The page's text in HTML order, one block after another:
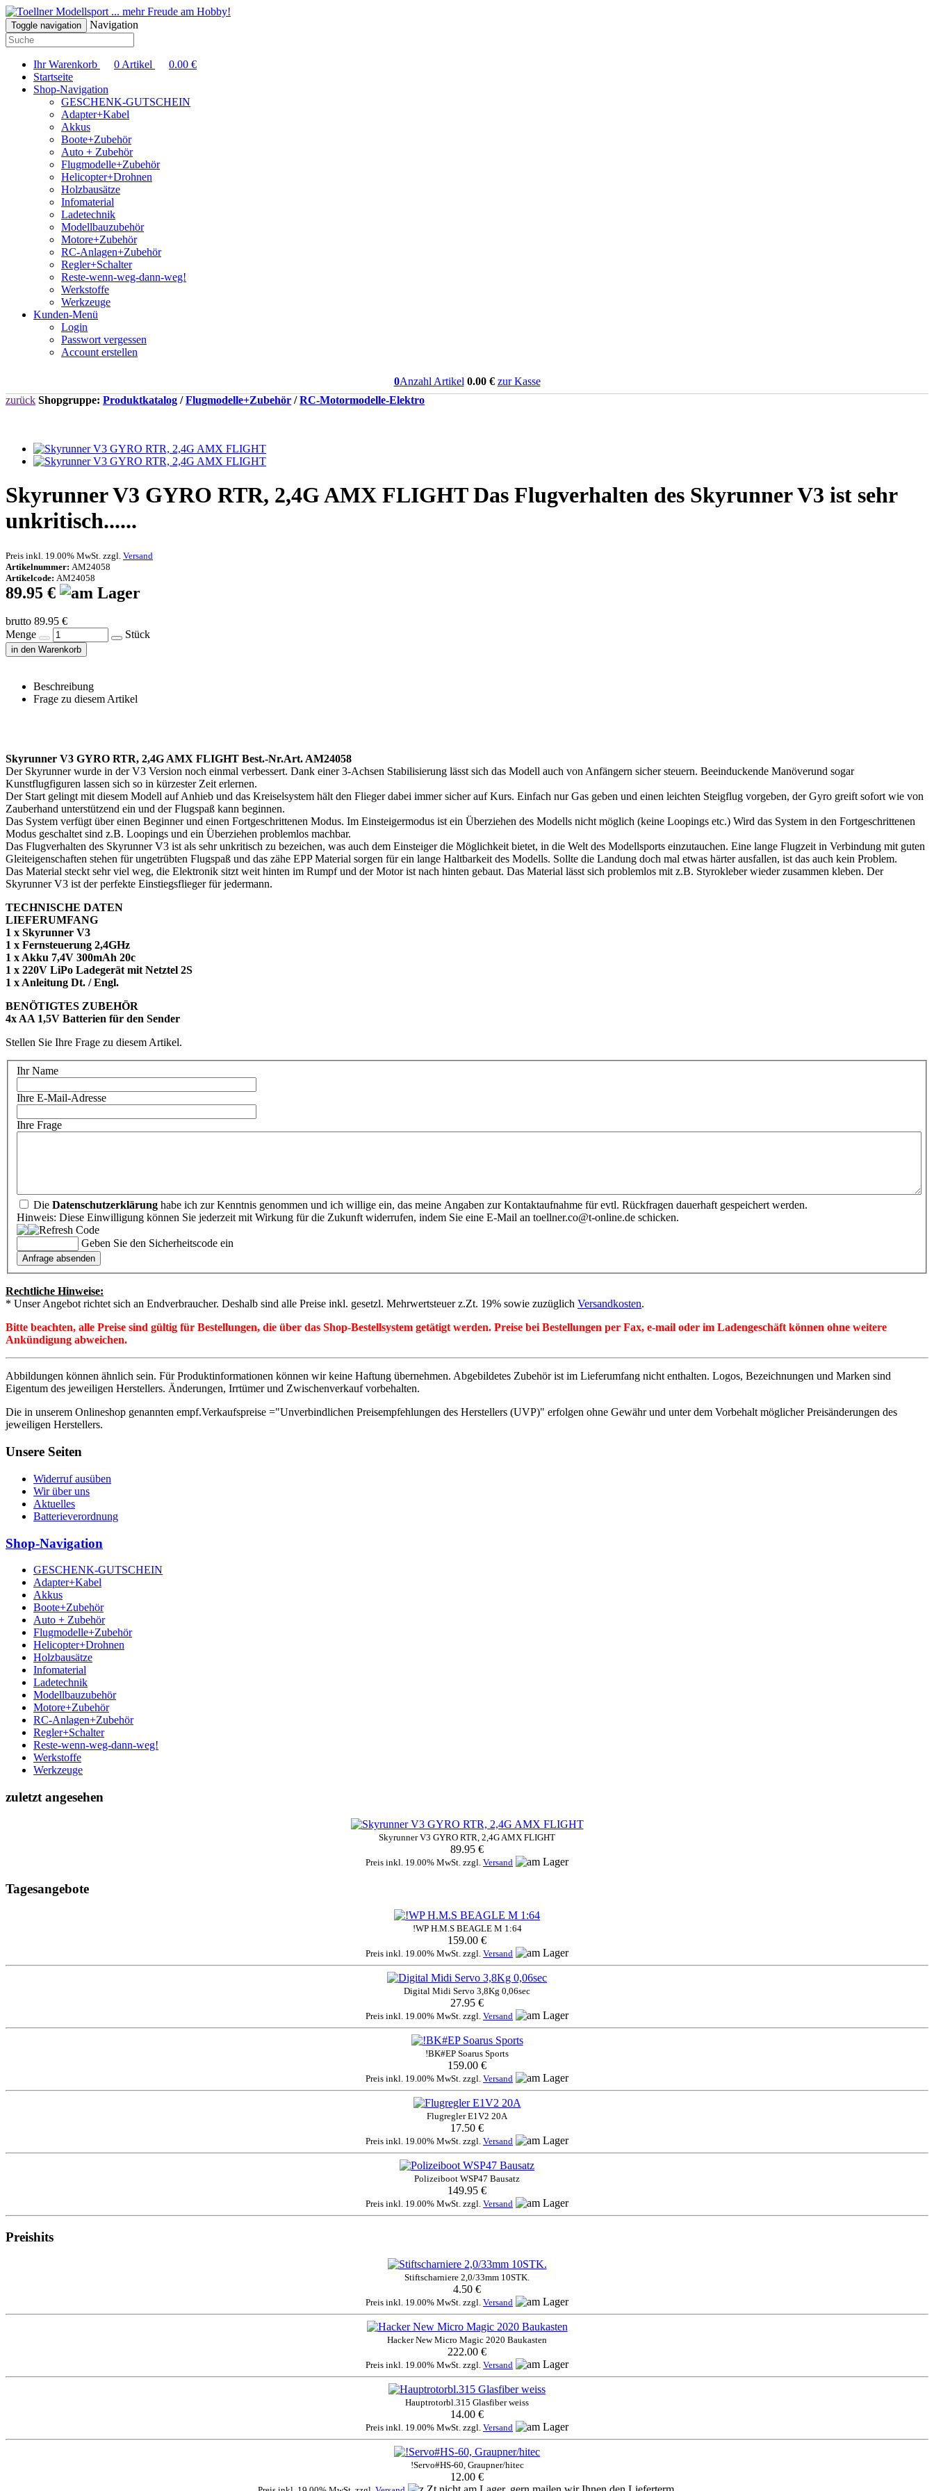
... mehr Freude am Hobby!
Toggle navigation Navigation
Ihr Warenkorb 0 Artikel 0.00 €
Startseite
Shop-Navigation
GESCHENK-GUTSCHEIN
Adapter+Kabel
Akkus
Boote+Zubehör
Auto + Zubehör
Flugmodelle+Zubehör
Helicopter+Drohnen
Holzbausätze
Infomaterial
Ladetechnik
Modellbauzubehör
Motore+Zubehör
RC-Anlagen+Zubehör
Regler+Schalter
Reste-wenn-weg-dann-weg!
Werkstoffe
Werkzeuge
Kunden-Menü
Login
Passwort vergessen
Account erstellen
0Anzahl Artikel 0.00€ zur Kasse
zurück Shopgruppe: Produktkatalog /Flugmodelle+Zubehör /RC-Motormodelle-Elektro
Skyrunner V3 GYRO RTR, 2,4G AMX FLIGHT Das Flugverhalten des Skyrunner V3 ist sehr
unkritisch......
Preis inkl. 19.00% MwSt. zzgl. Versand
Artikelnummer: AM24058
Artikelcode: AM24058
89.95 €
brutto 89.95 €
Menge
Stück
in den Warenkorb
Beschreibung
Frage zu diesem Artikel
Skyrunner V3 GYRO RTR, 2,4G AMX FLIGHT Best.-Nr.Art. AM24058
Der Skyrunner wurde in der V3 Version noch einmal verbessert. Dank einer 3-Achsen Stabilisierung lässt sich das Modell auch von Anfängern sicher steuern. Beeinduckende Manöverund sogar
Kunstflugfiguren lassen sich so in kürzester Zeit erlernen.
Der Start gelingt mit diesem Modell auf Anhieb und das Kreiselsystem hält den Flieger dabei immer sicher auf Kurs. Einfach nur Gas geben und einen leichten Steigflug vorgeben, der Gyro greift sofort wie von
Zauberhand unterstützend ein und der Flugspaß kann beginnen.
Das System verfügt über einen Beginner und einen Fortgeschrittenen Modus. Im Einsteigermodus ist ein Überziehen des Modells nicht möglich (keine Loopings etc.) Wird das System in den Fortgeschrittenen
Modus geschaltet sind z.B. Loopings und ein Überziehen problemlos machbar.
Das Flugverhalten des Skyrunner V3 ist als sehr unkritisch zu bezeichen, was auch dem Einsteiger die Möglichkeit bietet, in die Welt des Modellsports einzutauchen. Eine lange Flugzeit in Verbindung mit guten
Gleiteigenschaften stehen für ungetrübten Flugspaß und das zähe EPP Material sorgen für ein lange Haltbarkeit des Modells. Sollte die Landung doch mal etwas härter ausfallen, ist das auch kein Problem.
Das Material steckt sehr viel weg, die Elektronik sitzt weit hinten im Rumpf und der Motor ist nach hinten gebaut. Das Material lässt sich problemlos mit z.B. Styrokleber wieder zusammen kleben. Der
Skyrunner V3 ist der perfekte Einstiegsflieger für jedermann.
TECHNISCHE DATEN
LIEFERUMFANG
1 x Skyrunner V3
1 x Fernsteuerung 2,4GHz
1 x Akku 7,4V 300mAh 20c
1 x 220V LiPo Ladegerät mit Netztel 2S
1 x Anleitung Dt. / Engl.
BENÖTIGTES ZUBEHÖR
4x AA 1,5V Batterien für den Sender
Stellen Sie Ihre Frage zu diesem Artikel.
Ihr Name
Ihre E-Mail-Adresse
Ihre Frage
Die Datenschutzerklärung habe ich zur Kenntnis genommen und ich willige ein, das meine Angaben zur Kontaktaufnahme für evtl. Rückfragen dauerhaft gespeichert werden.
Hinweis: Diese Einwilligung können Sie jederzeit mit Wirkung für die Zukunft widerrufen, indem Sie eine E-Mail an toellner.co@t-online.de schicken.
Geben Sie den Sicherheitscode ein
Rechtliche Hinweise:
* Unser Angebot richtet sich an Endverbraucher. Deshalb sind alle Preise inkl. gesetzl. Mehrwertsteuer z.Zt. 19% sowie zuzüglich Versandkosten.
Bitte beachten, alle Preise sind gültig für Bestellungen, die über das Shop-Bestellsystem getätigt werden. Preise bei Bestellungen per Fax, e-mail oder im Ladengeschäft können ohne weitere
Ankündigung abweichen.
Abbildungen können ähnlich sein. Für Produktinformationen können wir keine Haftung übernehmen. Abgebildetes Zubehör ist im Lieferumfang nicht enthalten. Logos, Bezeichnungen und Marken sind
Eigentum des jeweiligen Herstellers. Änderungen, Irrtümer und Zwischenverkauf vorbehalten.
Die in unserem Onlineshop genannten empf.Verkaufspreise ="Unverbindlichen Preisempfehlungen des Herstellers (UVP)" erfolgen ohne Gewähr und unter dem Vorbehalt möglicher Preisänderungen des
jeweiligen Herstellers.
Unsere Seiten
Widerruf ausüben
Wir über uns
Aktuelles
Batterieverordnung
Shop-Navigation
GESCHENK-GUTSCHEIN
Adapter+Kabel
Akkus
Boote+Zubehör
Auto + Zubehör
Flugmodelle+Zubehör
Helicopter+Drohnen
Holzbausätze
Infomaterial
Ladetechnik
Modellbauzubehör
Motore+Zubehör
RC-Anlagen+Zubehör
Regler+Schalter
Reste-wenn-weg-dann-weg!
Werkstoffe
Werkzeuge
zuletzt angesehen
Skyrunner V3 GYRO RTR, 2,4G AMX FLIGHT
89.95 €
Preis inkl. 19.00% MwSt. zzgl. Versand
Tagesangebote
!WP H.M.S BEAGLE M 1:64
159.00 €
Preis inkl. 19.00% MwSt. zzgl. Versand
Digital Midi Servo 3,8Kg 0,06sec
27.95 €
Preis inkl. 19.00% MwSt. zzgl. Versand
!BK#EP Soarus Sports
159.00 €
Preis inkl. 19.00% MwSt. zzgl. Versand
Flugregler E1V2 20A
17.50 €
Preis inkl. 19.00% MwSt. zzgl. Versand
Polizeiboot WSP47 Bausatz
149.95 €
Preis inkl. 19.00% MwSt. zzgl. Versand
Preishits
Stiftscharniere 2,0/33mm 10STK.
4.50 €
Preis inkl. 19.00% MwSt. zzgl. Versand
Hacker New Micro Magic 2020 Baukasten
222.00 €
Preis inkl. 19.00% MwSt. zzgl. Versand
Hauptrotorbl.315 Glasfiber weiss
14.00 €
Preis inkl. 19.00% MwSt. zzgl. Versand
!Servo#HS-60, Graupner/hitec
12.00 €